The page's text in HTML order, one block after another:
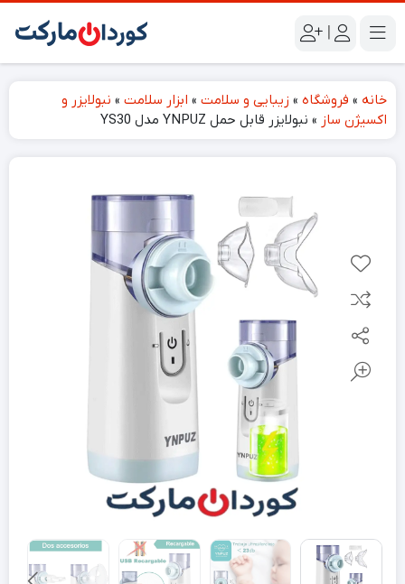
|
خانه » فروشگاه » زیبایی و سلامت » ابزار سلامت » نبولایزر و
اکسیژن ساز » نبولایزر قابل حمل YNPUZ مدل YS30